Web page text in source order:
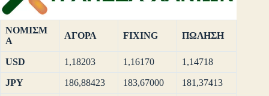
ΝΟΜΙΣΜ
Α
ΑΓΟΡΑ FIXING ΠΩΛΗΣΗ
USD 1,18203 1,16170 1,14718
JPY 186,88423 183,67000 181,37413